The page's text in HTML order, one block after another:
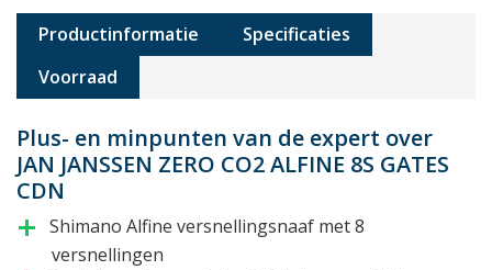
Productinformatie
Specificaties
Voorraad
Plus- en minpunten van de expert over
JAN JANSSEN ZERO CO2 ALFINE 8S GATES
CDN
add Shimano Alfine versnellingsnaaf met 8
versnellingen